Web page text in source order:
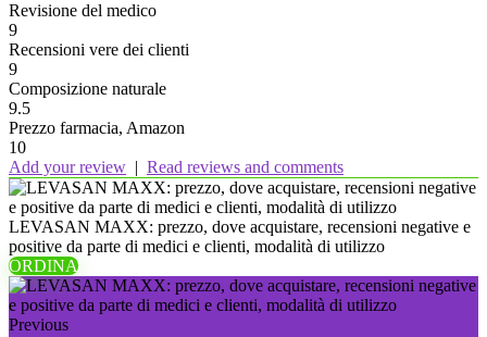
Revisione del medico
9
Recensioni vere dei clienti
9
Composizione naturale
9.5
Prezzo farmacia, Amazon
10
Add your review | Read reviews and comments
LEVASAN MAXX: prezzo, dove acquistare, recensioni negative e
positive da parte di medici e clienti, modalità di utilizzo
ORDINA
Previous